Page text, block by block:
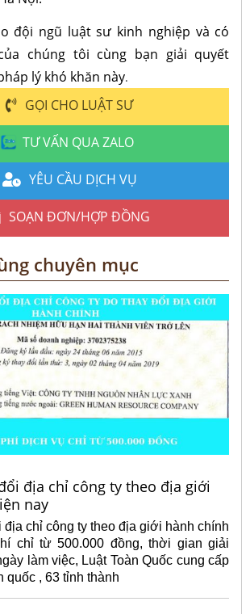
ngũ luật sư kinh nghiệp và có
chúng tôi cùng bạn giải quyết
lý khó khăn này.
GỌI CHO LUẬT SƯ
TƯ VẤN QUA ZALO
YÊU CẦU DỊCH VỤ
SOẠN ĐƠN/HỢP ĐỒNG
chuyên mục
địa chỉ công ty theo địa giới
nay
địa chỉ công ty theo địa giới hành chính
chỉ từ 500.000 đồng, thời gian giải
làm việc, Luật Toàn Quốc cung cấp
quốc , 63 tỉnh thành